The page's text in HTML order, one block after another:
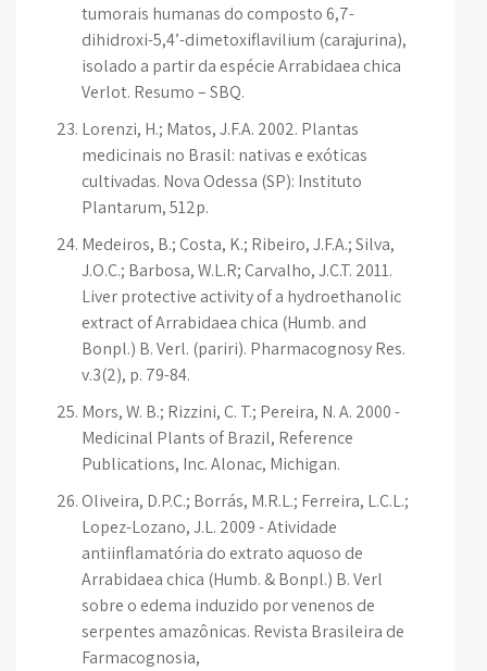
tumorais humanas do composto 6,7-
dihidroxi-5,4’-dimetoxiflavilium (carajurina),
isolado a partir da espécie Arrabidaea chica
Verlot. Resumo – SBQ.
Lorenzi, H.; Matos, J.F.A. 2002. Plantas
medicinais no Brasil: nativas e exóticas
cultivadas. Nova Odessa (SP): Instituto
Plantarum, 512p.
Medeiros, B.; Costa, K.; Ribeiro, J.F.A.; Silva,
J.O.C.; Barbosa, W.L.R; Carvalho, J.C.T. 2011.
Liver protective activity of a hydroethanolic
extract of Arrabidaea chica (Humb. and
Bonpl.) B. Verl. (pariri). Pharmacognosy Res.
v.3(2), p. 79-84.
Mors, W. B.; Rizzini, C. T.; Pereira, N. A. 2000 -
Medicinal Plants of Brazil, Reference
Publications, Inc. Alonac, Michigan.
Oliveira, D.P.C.; Borrás, M.R.L.; Ferreira, L.C.L.;
Lopez-Lozano, J.L. 2009 - Atividade
antiinflamatória do extrato aquoso de
Arrabidaea chica (Humb. & Bonpl.) B. Verl
sobre o edema induzido por venenos de
serpentes amazônicas. Revista Brasileira de
Farmacognosia,